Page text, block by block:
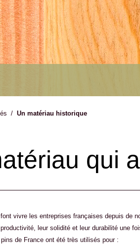
/ Un matériau historique
qui
vivre les entreprises françaises depuis de
leur solidité et leur durabilité une
de France ont été très utilisés pour :